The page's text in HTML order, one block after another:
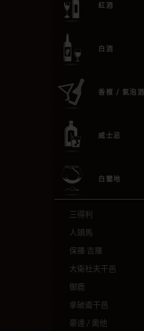
紅酒
白酒
香檳 / 氣泡酒
威士忌
白蘭地
三得利
人頭馬
保羅·吉羅
大衛杜夫干邑
御鹿
拿破崙干邑
豪達 / 奧他